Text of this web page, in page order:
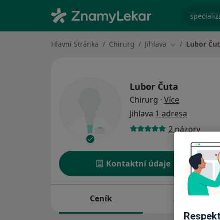
Hlavní Stránka Chirurg Jihlava Změna města
Lubor
Lubor Čuta
Chirurg · Více
Jihlava 1 adresa
2 názory
Kontaktní údaje
Ceník Adresy